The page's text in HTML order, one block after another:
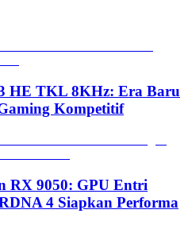
HE TKL 8KHz: Era Baru
Kompetitif
RX 9050: GPU Entri
4 Siapkan Performa